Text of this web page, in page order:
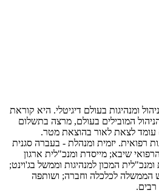
ומנהיגות בעולם דיגיטלי. היא קוראת
המובילים בעולם, מרצה בתשלום
עומד לצאת לאור בהוצאת מטר.
רפואית. יזמית ומנהלת - בעברה סגנית
שיבא; מייסדת ומנכ"לית ארגון
המכון למנהיגות וממשל בג'וינט;
הממשלה לכלכלה וחברה; ושותפה
רבים.